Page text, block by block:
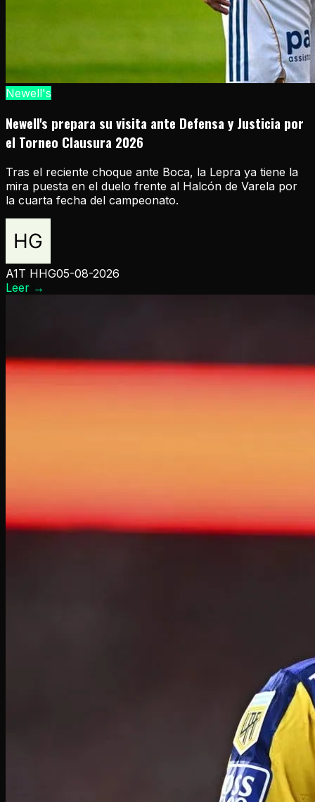
Newell's
Newell's prepara su visita ante Defensa y Justicia por
el Torneo Clausura 2026
Tras el reciente choque ante Boca, la Lepra ya tiene la
mira puesta en el duelo frente al Halcón de Varela por
la cuarta fecha del campeonato.
A1T HHG05-08-2026
Leer →